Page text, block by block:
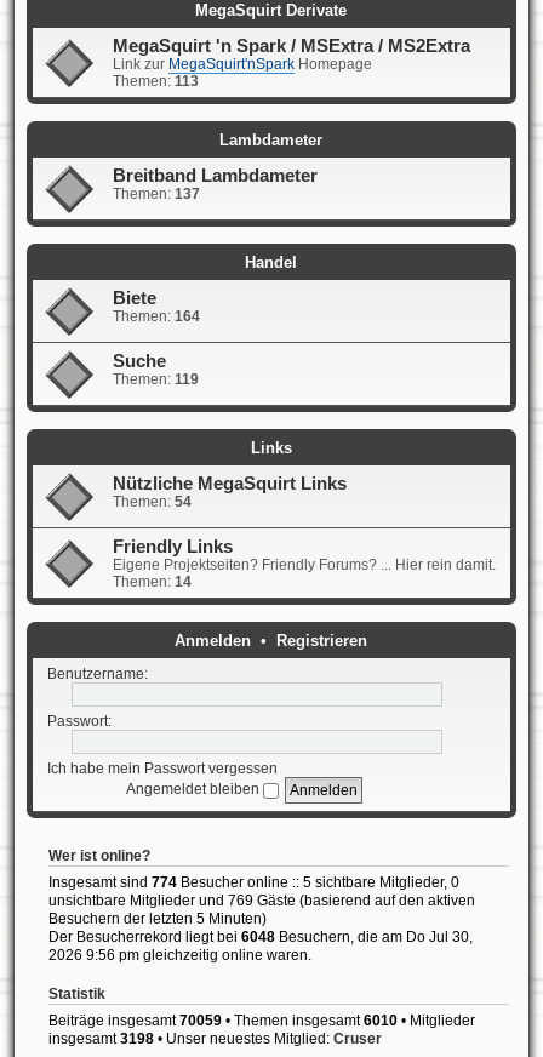
MegaSquirt Derivate
MegaSquirt 'n Spark / MSExtra / MS2Extra
Link zur MegaSquirt'nSparkHomepage
Themen: 113
Lambdameter
Breitband Lambdameter
Themen: 137
Handel
Biete
Themen: 164
Suche
Themen: 119
Links
Nützliche MegaSquirt Links
Themen: 54
Friendly Links
Eigene Projektseiten? Friendly Forums? ... Hier rein damit.
Themen: 14
Anmelden • Registrieren
Benutzername:
Passwort:
Ich habe mein Passwort vergessen
Angemeldet bleiben
Wer ist online?
Insgesamt sind 774Besucher online :: 5 sichtbare Mitglieder, 0
unsichtbare Mitglieder und 769 Gäste (basierend auf den aktiven
Besuchern der letzten 5 Minuten)
Der Besucherrekord liegt bei 6048Besuchern, die am Do Jul 30,
2026 9:56 pm gleichzeitig online waren.
Statistik
Beiträge insgesamt70059• Themen insgesamt6010• Mitglieder
insgesamt3198• Unser neuestes Mitglied: Cruser